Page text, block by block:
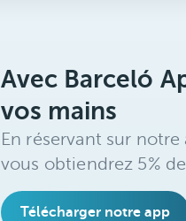
Avec Barceló
vos mains
En réservant sur
vous obtiendrez 5%
Télécharger notre app